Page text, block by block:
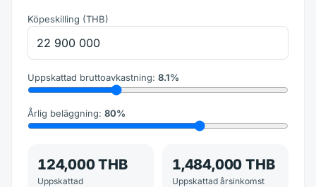
Köpeskilling (THB)
Uppskattad bruttoavkastning: 8.1%
Årlig beläggning: 80%
124,000 THB
Uppskattad
1,484,000 THB
Uppskattad årsinkomst